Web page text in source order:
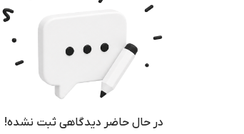
در حال حاضر دیدگاهی ثبت نشده!